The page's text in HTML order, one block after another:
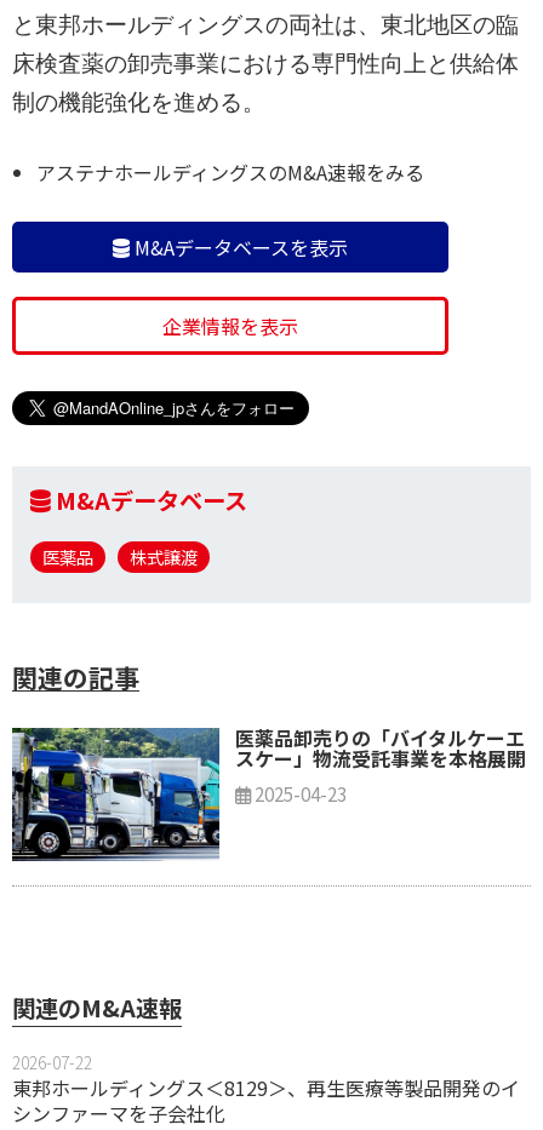
と東邦ホールディングスの両社は、東北地区の臨
床検査薬の卸売事業における専門性向上と供給体
制の機能強化を進める。
アステナホールディングスのM&A速報をみる
M&Aデータベースを表示
企業情報を表示
M&Aデータベース
医薬品 株式譲渡
関連の記事
医薬品卸売りの「バイタルケーエ
スケー」物流受託事業を本格展開
2025-04-23
関連のM&A速報
2026-07-22
東邦ホールディングス＜8129＞、再生医療等製品開発のイ
シンファーマを子会社化